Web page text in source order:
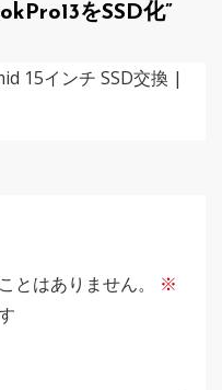
をSSD化”
15インチ SSD交換 |
とはありません。
※